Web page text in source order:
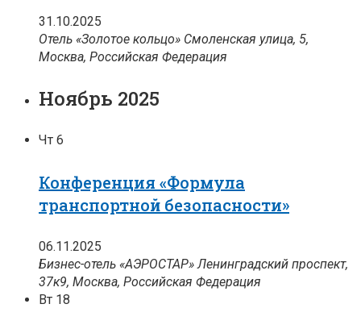
31.10.2025
Отель «Золотое кольцо» Смоленская улица, 5,
Москва, Российская Федерация
Ноябрь 2025
Чт 6
Конференция «Формула
транспортной безопасности»
06.11.2025
Бизнес-отель «АЭРОСТАР» Ленинградский проспект,
37к9, Москва, Российская Федерация
Вт 18